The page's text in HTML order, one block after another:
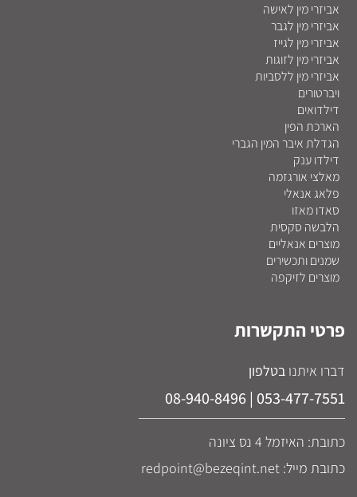
אביזרי מין לאישה
אביזרי מין לגבר
אביזרי מין לגייז
אביזרי מין לזוגות
אביזרי מין ללסביות
ויברטורים
דילדואים
הארכת הפין
הגדלת איבר המין הגברי
דילדו ענק
מאלצי אורגזמה
פלאג אנאלי
סאדו מאזו
הלבשה סקסית
מוצרים אנאליים
שמנים ותכשירים
מוצרים לזיקפה
פרטי התקשרות
דברו איתנו בטלפון
053-477-7551 | 08-940-8496
כתובת: האיזמל 4 נס ציונה
כתובת מייל: redpoint@bezeqint.net